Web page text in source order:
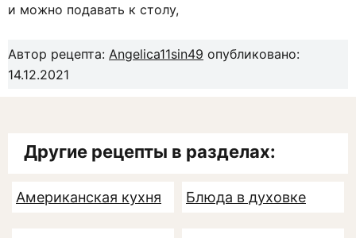
и можно подавать к столу,
Автор рецепта: Angelica11sin49 опубликовано:
14.12.2021
Другие рецепты в разделах:
Американская кухня Блюда в духовке